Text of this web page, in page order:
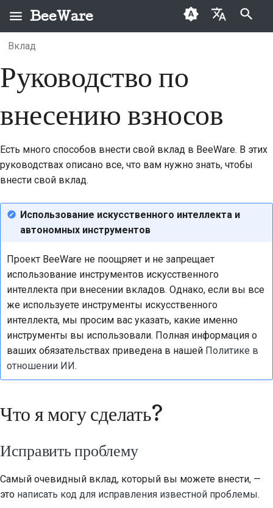
BeeWare
Dansk
Deutsch
Español
Français
日本語
한국어
Português
中文(简体)
Инициализация поиска
Что такое BeeWare?
Команда «Пчела»
История и философия
Истории успеха
Контакты
Рекомендации по
брендингу
Кодекс поведения
сообщества BeeWare
Управление
аренду
Архив
2024
2023
2021
2020
2019
2017
2016
2013
Категории
Resources
Вклад
Руководство по
внесению взносов
Есть много способов внести свой вклад в BeeWare. В этих
руководствах описано все, что вам нужно знать, чтобы
внести свой вклад.
Использование искусственного интеллекта и
автономных инструментов
Проект BeeWare не поощряет и не запрещает
использование инструментов искусственного
интеллекта при внесении вкладов. Однако, если вы все
же используете инструменты искусственного
интеллекта, мы просим вас указать, какие именно
инструменты вы использовали. Полная информация о
ваших обязательствах приведена в нашей Политике в
отношении ИИ.
Что я могу сделать?
Исправить проблему
Самый очевидный вклад, который вы можете внести, —
это написать код для исправления известной проблемы.